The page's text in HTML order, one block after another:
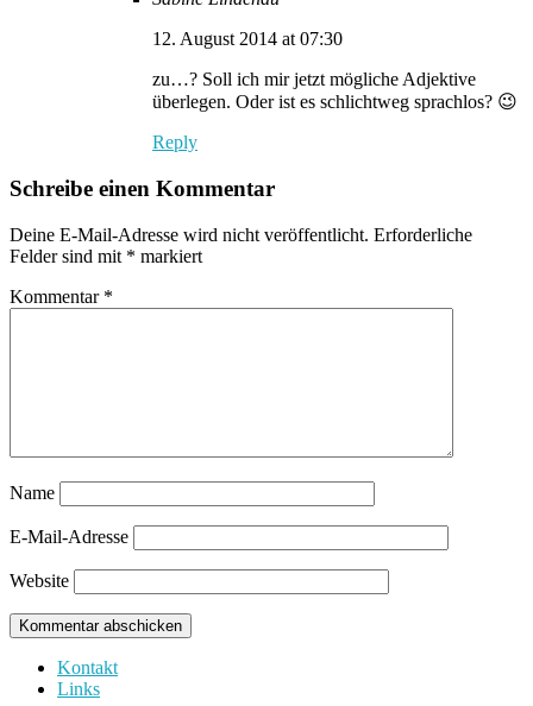
12. August 2014 at 07:30
zu…? Soll ich mir jetzt mögliche Adjektive
überlegen. Oder ist es schlichtweg sprachlos? 😉
Reply
Schreibe einen Kommentar
Deine E-Mail-Adresse wird nicht veröffentlicht. Erforderliche
Felder sind mit * markiert
Kommentar *
Name
E-Mail-Adresse
Website
Kontakt
Links